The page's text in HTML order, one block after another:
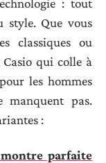
: tout
style. Que vous
classiques ou
qui colle à
les hommes
pas.
:
parfaite